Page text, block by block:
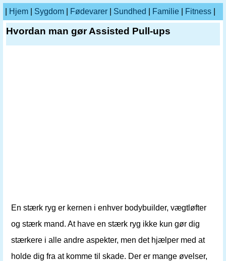
Hjem Sygdom Fødevarer Sundhed Familie Fitness
Hvordan man gør Assisted Pull-ups
En stærk ryg er kernen i enhver bodybuilder, vægtløfter
og stærk mand. At have en stærk ryg ikke kun gør dig
stærkere i alle andre aspekter, men det hjælper med at
holde dig fra at komme til skade. Der er mange øvelser,